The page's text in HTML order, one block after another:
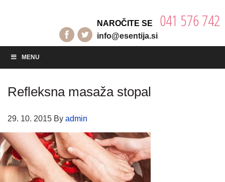
NAROČITE SE 041 576 742
info@esentija.si
MENU
Refleksna masaža stopal
29. 10. 2015 By admin